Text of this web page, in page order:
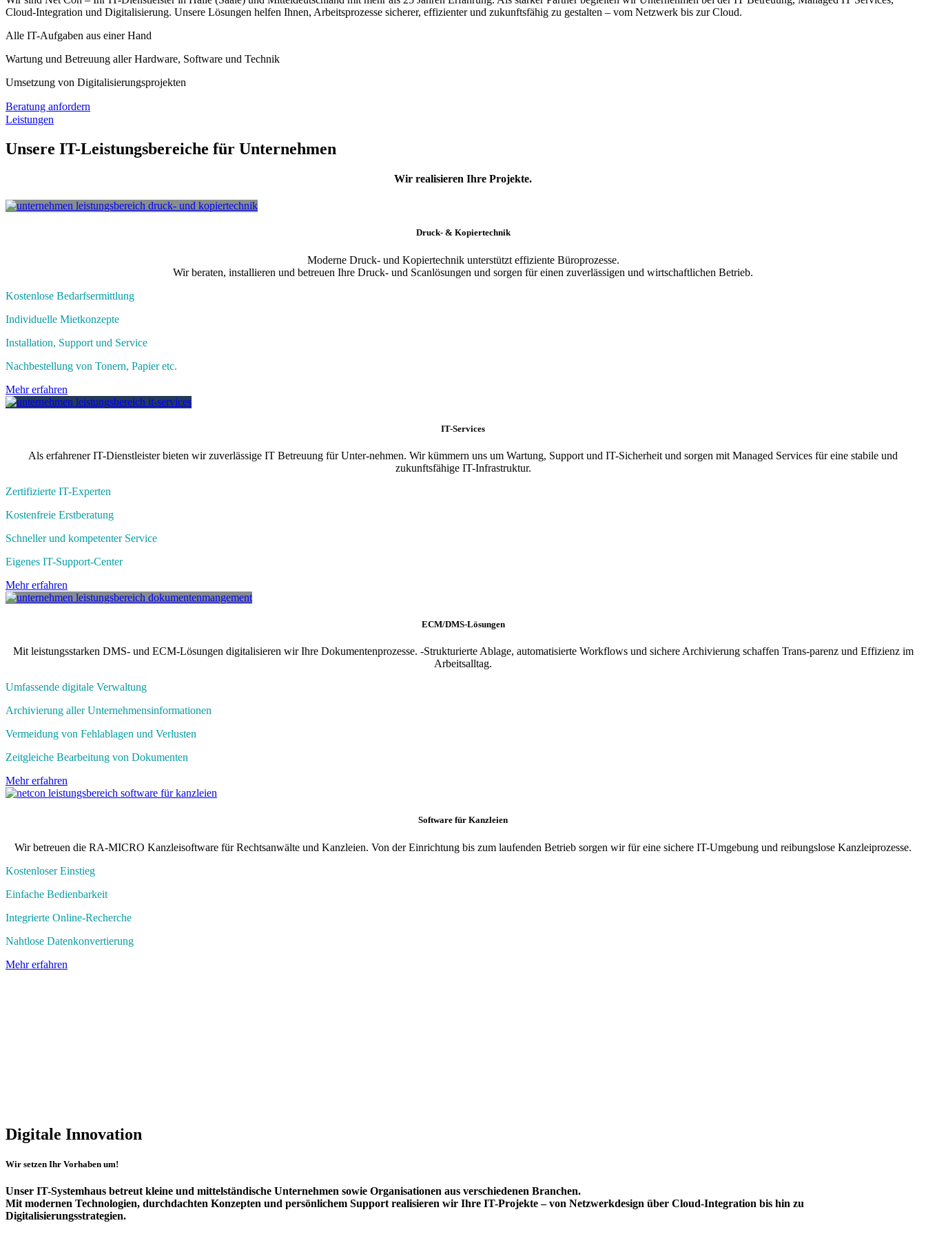
Cloud-Integration und Digitalisierung. Unsere Lösungen helfen Ihnen, Arbeitsprozesse sicherer, effizienter und zukunftsfähig zu gestalten – vom Netzwerk bis zur Cloud.
Alle IT-Aufgaben aus einer Hand​
Wartung und Betreuung aller Hardware, Software und Technik​
Umsetzung von Digitalisierungsprojekten​
Beratung anfordern
Leistungen
Unsere IT-Leistungsbereiche für Unternehmen
Wir realisieren Ihre Projekte.
Druck- & Kopiertechnik
Moderne Druck- und Kopiertechnik unterstützt effiziente Büroprozesse.
Wir beraten, installieren und betreuen Ihre Druck- und Scanlösungen und sorgen für einen zuverlässigen und wirtschaftlichen Betrieb.
Kostenlose Bedarfsermittlung​
Individuelle Mietkonzepte​
Installation, Support und Service​
Nachbestellung von Tonern, Papier etc.​​
Mehr erfahren
IT-Services
Als erfahrener IT-Dienstleister bieten wir zuverlässige IT Betreuung für Unter-nehmen. Wir kümmern uns um Wartung, Support und IT-Sicherheit und sorgen mit Managed Services für eine stabile und
zukunftsfähige IT-Infrastruktur.
Zertifizierte IT-Experten​
Kostenfreie Erstberatung​
Schneller und kompetenter Service​
Eigenes IT-Support-Center​​
Mehr erfahren
ECM/DMS-Lösungen
Mit leistungsstarken DMS- und ECM-Lösungen digitalisieren wir Ihre Dokumentenprozesse. -Strukturierte Ablage, automatisierte Workflows und sichere Archivierung schaffen Trans-parenz und Effizienz im
Arbeitsalltag.
Umfassende digitale Verwaltung​
Archivierung aller Unternehmensinformationen​
Vermeidung von Fehlablagen und Verlusten​
Zeitgleiche Bearbeitung von Dokumenten​
Mehr erfahren
Software für Kanzleien
Wir betreuen die RA-MICRO Kanzleisoftware für Rechtsanwälte und Kanzleien. Von der Einrichtung bis zum laufenden Betrieb sorgen wir für eine sichere IT-Umgebung und reibungslose Kanzleiprozesse.
Kostenloser Einstieg​
Einfache Bedienbarkeit
Integrierte Online-Recherche
Nahtlose Datenkonvertierung
Mehr erfahren
Digitale Innovation
​​​Wir setzen Ihr Vorhaben um​!
Unser IT-Systemhaus betreut kleine und mittelständische Unternehmen sowie Organisationen aus verschiedenen Branchen.
Mit modernen Technologien, durchdachten Konzepten und persönlichem Support realisieren wir Ihre IT-Projekte – von Netzwerkdesign über Cloud-Integration bis hin zu
Digitalisierungsstrategien.